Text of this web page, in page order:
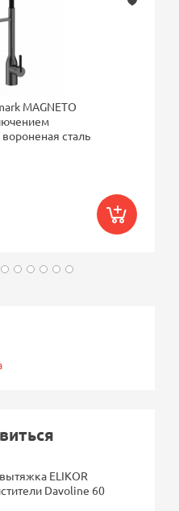
MAGNETO
сталь
ELIKOR
Davoline 60